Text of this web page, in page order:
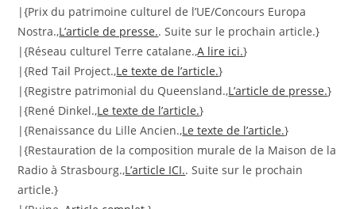
|{Prix du patrimoine culturel de l’UE/Concours Europa
Nostra.,L’article de presse.. Suite sur le prochain article.}
|{Réseau culturel Terre catalane.,A lire ici.}
|{Red Tail Project.,Le texte de l’article.}
|{Registre patrimonial du Queensland.,L’article de presse.}
|{René Dinkel.,Le texte de l’article.}
|{Renaissance du Lille Ancien.,Le texte de l’article.}
|{Restauration de la composition murale de la Maison de la
Radio à Strasbourg.,L’article ICI.. Suite sur le prochain
article.}